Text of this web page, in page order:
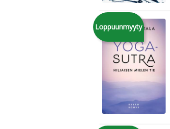
Loppuunmyyty